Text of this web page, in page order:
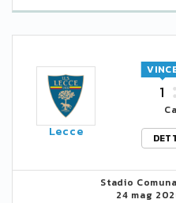
Lecce
1
Stadio
24 mag